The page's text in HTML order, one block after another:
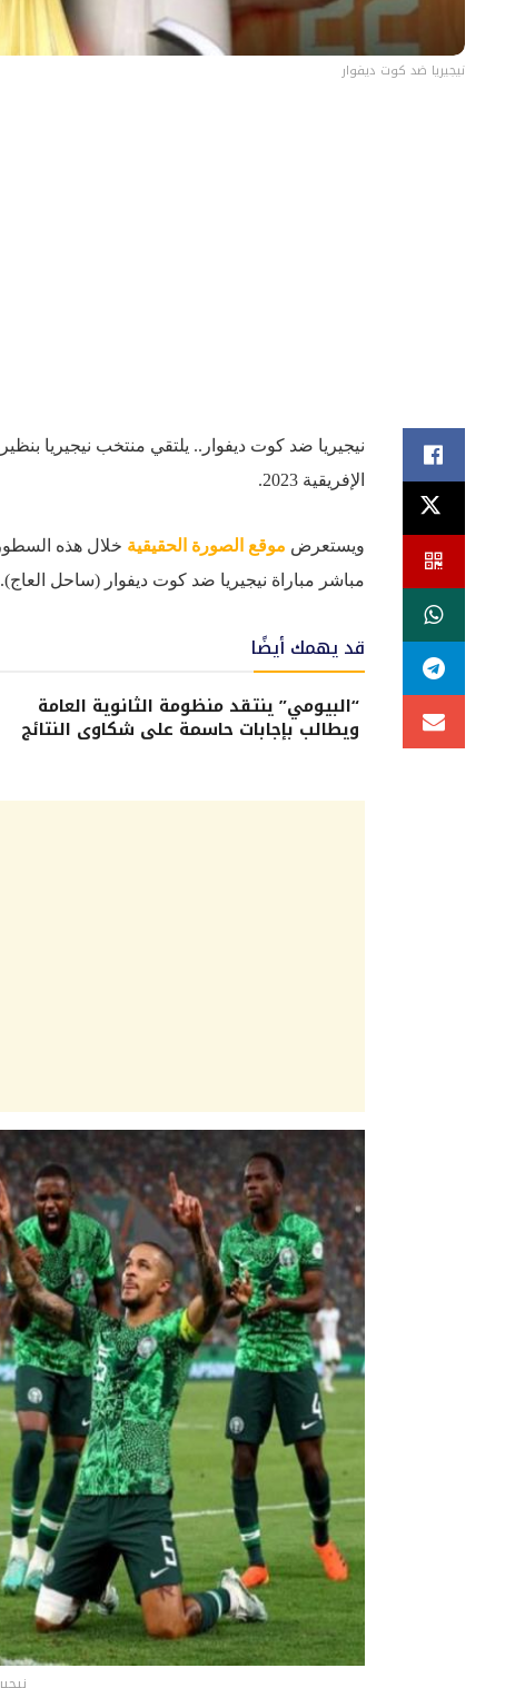
نيجيريا ضد كوت ديفوار
نيجيريا ضد كوت ديفوار.. يلتقي منتخب نيجيريا
الإفريقية 2023.
ويستعرض موقع الصورة الحقيقية خلال هذه
مباشر مباراة نيجيريا ضد كوت ديفوار (ساحل العاج).
قد يهمك أيضًا
“البيومي” ينتقد منظومة الثانوية العامة
ويطالب بإجابات حاسمة على شكاوى النتائج